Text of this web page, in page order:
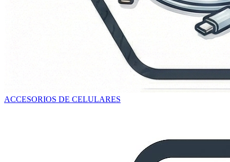
ACCESORIOS DE CELULARES